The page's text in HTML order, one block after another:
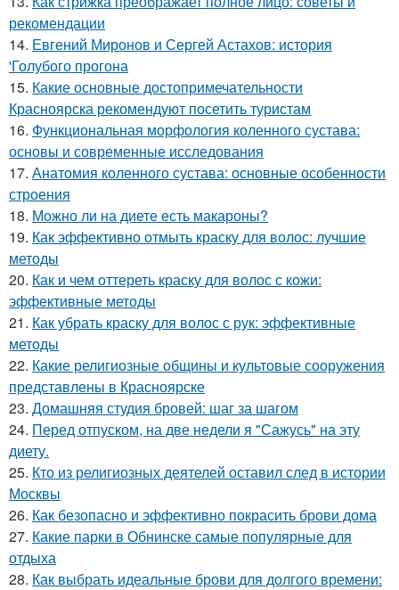
рекомендации
14. Евгений Миронов и Сергей Астахов: история
'Голубого прогона
15. Какие основные достопримечательности
Красноярска рекомендуют посетить туристам
16. Функциональная морфология коленного сустава:
основы и современные исследования
17. Анатомия коленного сустава: основные особенности
строения
18. Можно ли на диете есть макароны?
19. Как эффективно отмыть краску для волос: лучшие
методы
20. Как и чем оттереть краску для волос с кожи:
эффективные методы
21. Как убрать краску для волос с рук: эффективные
методы
22. Какие религиозные общины и культовые сооружения
представлены в Красноярске
23. Домашняя студия бровей: шаг за шагом
24. Перед отпуском, на две недели я "Сажусь" на эту
диету.
25. Кто из религиозных деятелей оставил след в истории
Москвы
26. Как безопасно и эффективно покрасить брови дома
27. Какие парки в Обнинске самые популярные для
отдыха
28. Как выбрать идеальные брови для долгого времени: